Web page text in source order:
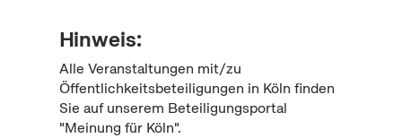
Hinweis:
Alle Veranstaltungen mit/zu
Öffentlichkeitsbeteiligungen in Köln finden
Sie auf unserem Beteiligungsportal
"Meinung für Köln".